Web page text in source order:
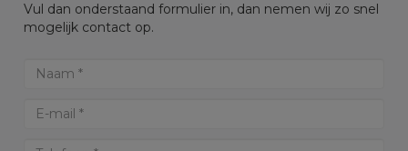
Vul dan onderstaand formulier in, dan nemen wij zo snel
mogelijk contact op.